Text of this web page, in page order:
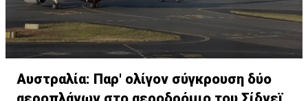
Αυστραλία: Παρ' ολίγον σύγκρουση δύο